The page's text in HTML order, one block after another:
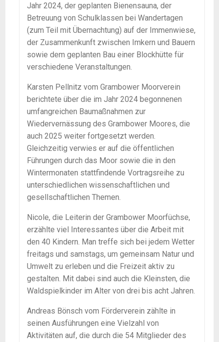
Jahr 2024, der geplanten Bienensauna, der
Betreuung von Schulklassen bei Wandertagen
(zum Teil mit Übernachtung) auf der Immenwiese,
der Zusammenkunft zwischen Imkern und Bauern
sowie dem geplanten Bau einer Blockhütte für
verschiedene Veranstaltungen.
Karsten Pellnitz vom Grambower Moorverein
berichtete über die im Jahr 2024 begonnenen
umfangreichen Baumaßnahmen zur
Wiedervernässung des Grambower Moores, die
auch 2025 weiter fortgesetzt werden.
Gleichzeitig verwies er auf die öffentlichen
Führungen durch das Moor sowie die in den
Wintermonaten stattfindende Vortragsreihe zu
unterschiedlichen wissenschaftlichen und
gesellschaftlichen Themen.
Nicole, die Leiterin der Grambower Moorfüchse,
erzählte viel Interessantes über die Arbeit mit
den 40 Kindern. Man treffe sich bei jedem Wetter
freitags und samstags, um gemeinsam Natur und
Umwelt zu erleben und die Freizeit aktiv zu
gestalten. Mit dabei sind auch die Kleinsten, die
Waldspielkinder im Alter von drei bis acht Jahren.
Andreas Bönsch vom Förderverein zählte in
seinen Ausführungen eine Vielzahl von
Aktivitäten auf, die durch die 54 Mitglieder des